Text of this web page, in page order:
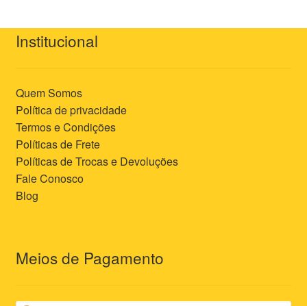
Institucional
Quem Somos
Política de privacidade
Termos e Condições
Políticas de Frete
Políticas de Trocas e Devoluções
Fale Conosco
Blog
Meios de Pagamento